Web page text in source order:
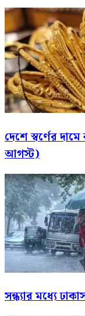
দেশে স্বর্ণের
আগস্ট)
সন্ধ্যার মধ্যে